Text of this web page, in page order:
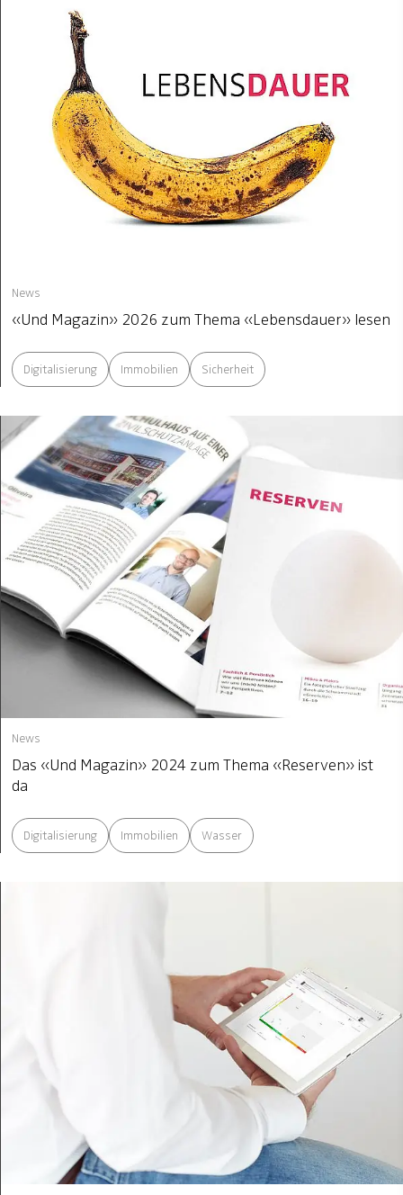
News
«Und Magazin» 2026 zum Thema «Lebensdauer» lesen
Digitalisierung Immobilien Sicherheit
News
Das «Und Magazin» 2024 zum Thema «Reserven» ist
da
Digitalisierung Immobilien Wasser